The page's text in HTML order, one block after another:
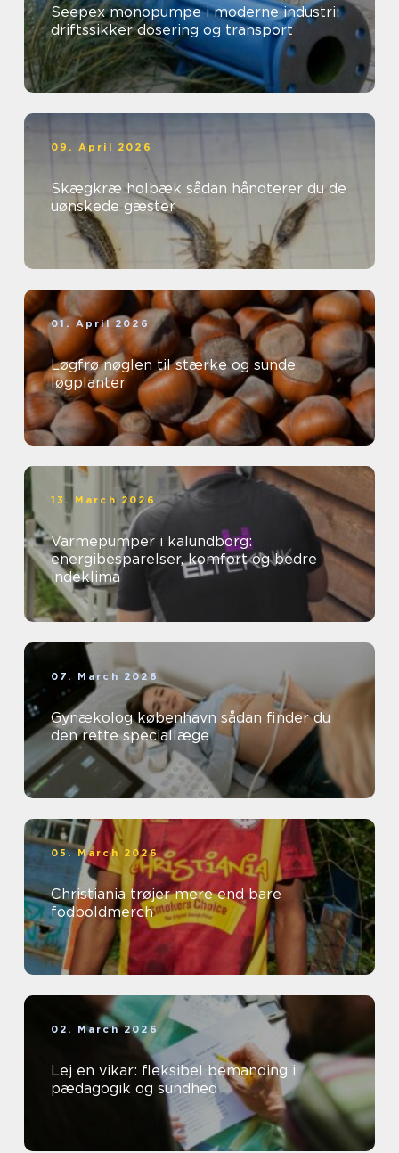
Seepex monopumpe i moderne industri:
driftssikker dosering og transport
09. April 2026
Skægkræ holbæk sådan håndterer du de
uønskede gæster
01. April 2026
Løgfrø nøglen til stærke og sunde
løgplanter
13. March 2026
Varmepumper i kalundborg:
energibesparelser, komfort og bedre
indeklima
07. March 2026
Gynækolog københavn sådan finder du
den rette speciallæge
05. March 2026
Christiania trøjer mere end bare
fodboldmerch
02. March 2026
Lej en vikar: fleksibel bemanding i
pædagogik og sundhed